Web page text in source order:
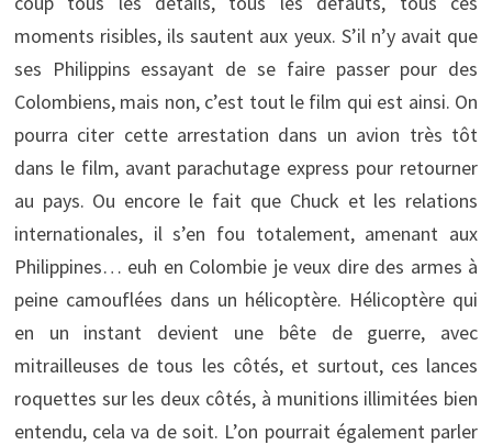
moments risibles, ils sautent aux yeux. S’il n’y avait que
ses Philippins essayant de se faire passer pour des
Colombiens, mais non, c’est tout le film qui est ainsi. On
pourra citer cette arrestation dans un avion très tôt
dans le film, avant parachutage express pour retourner
au pays. Ou encore le fait que Chuck et les relations
internationales, il s’en fou totalement, amenant aux
Philippines… euh en Colombie je veux dire des armes à
peine camouflées dans un hélicoptère. Hélicoptère qui
en un instant devient une bête de guerre, avec
mitrailleuses de tous les côtés, et surtout, ces lances
roquettes sur les deux côtés, à munitions illimitées bien
entendu, cela va de soit. L’on pourrait également parler